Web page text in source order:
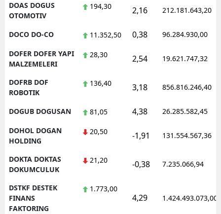
DOAS DOGUS
OTOMOTIV
194,30 2,16 212.181.643,20
DOCO DO-CO 11.352,50 0,38 96.284.930,00
DOFER DOFER YAPI
MALZEMELERI
28,30 2,54 19.621.747,32
DOFRB DOF
ROBOTIK
136,40 3,18 856.816.246,40
DOGUB DOGUSAN 81,05 4,38 26.285.582,45
DOHOL DOGAN
HOLDING
20,50 -1,91 131.554.567,36
DOKTA DOKTAS
DOKUMCULUK
21,20 -0,38 7.235.066,94
DSTKF DESTEK
FINANS
FAKTORING
1.773,00
4,29 1.424.493.073,00